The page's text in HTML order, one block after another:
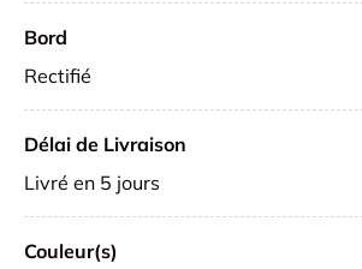
Bord
Rectifié
Délai de Livraison
Livré en 5 jours
Couleur(s)